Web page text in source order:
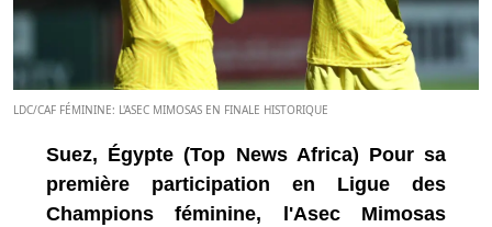
LDC/CAF FÉMININE: L'ASEC MIMOSAS EN FINALE HISTORIQUE
Suez, Égypte (Top News Africa) Pour sa
première participation en Ligue des
Champions féminine, l'Asec Mimosas